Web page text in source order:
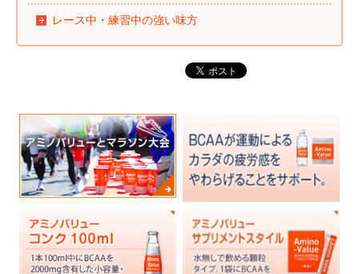
レース中・練習中の強い味方